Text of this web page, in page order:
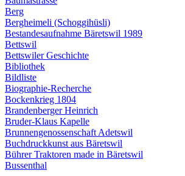
Berg
Bergheimeli (Schoggihüsli)
Bestandesaufnahme Bäretswil 1989
Bettswil
Bettswiler Geschichte
Bibliothek
Bildliste
Biographie-Recherche
Bockenkrieg 1804
Brandenberger Heinrich
Bruder-Klaus Kapelle
Brunnengenossenschaft Adetswil
Buchdruckkunst aus Bäretswil
Bührer Traktoren made in Bäretswil
Bussenthal